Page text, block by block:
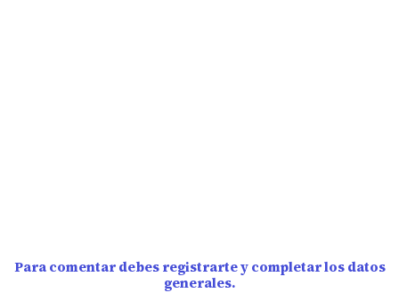
Para comentar debes registrarte y completar los datos
generales.